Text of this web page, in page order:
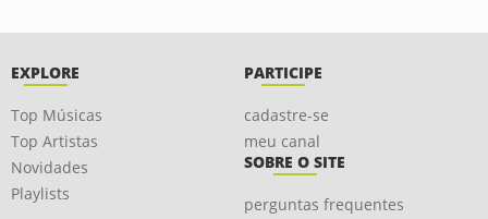
EXPLORE
Top Músicas
Top Artistas
Novidades
Playlists
PARTICIPE
cadastre-se
meu canal
SOBRE O SITE
perguntas frequentes